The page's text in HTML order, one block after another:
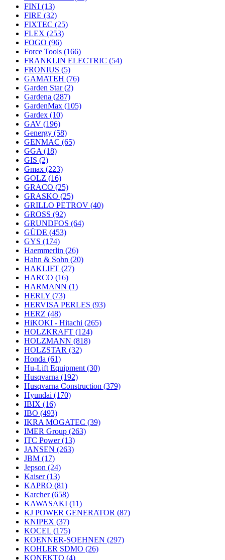
FINI (13)
FIRE (32)
FIXTEC (25)
FLEX (253)
FOGO (96)
Force Tools (166)
FRANKLIN ELECTRIC (54)
FRONIUS (5)
GAMATEH (76)
Garden Star(2)
Gardena (287)
GardenMax (105)
Gardex (10)
GAV (196)
Genergy (58)
GENMAC (65)
GGA (18)
GIS (2)
Gmax (223)
GOLZ (16)
GRACO (25)
GRASKO (25)
GRILLO PETROV (40)
GROSS (92)
GRUNDFOS (64)
GÜDE (453)
GYS (174)
Haemmerlin (26)
Hahn & Sohn (20)
HAKLIFT (27)
HARCO (16)
HARMANN (1)
HERLY (73)
HERVISA PERLES (93)
HERZ (48)
HiKOKI - Hitachi (265)
HOLZKRAFT (124)
HOLZMANN (818)
HOLZSTAR (32)
Honda (61)
Hu-Lift Equipment (30)
Husqvarna (192)
Husqvarna Construction (379)
Hyundai (170)
IBIX (16)
IBO (493)
IKRA MOGATEC (39)
IMER Group (263)
ITC Power(13)
JANSEN (263)
JBM (17)
Jepson (24)
Kaiser(13)
KAPRO (81)
Karcher(658)
KAWASAKI (11)
KJ POWER GENERATOR (87)
KNIPEX (37)
KOCEL (175)
KOENNER-SOEHNEN (297)
KOHLER SDMO (26)
KONEKTO (4)